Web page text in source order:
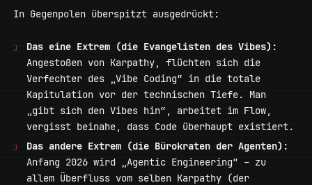
In Gegenpolen überspitzt ausgedrückt:
Das eine Extrem (die Evangelisten des Vibes):
Angestoßen von Karpathy, flüchten sich die
Verfechter des „Vibe Coding“ in die totale
Kapitulation vor der technischen Tiefe. Man
„gibt sich den Vibes hin“, arbeitet im Flow,
vergisst beinahe, dass Code überhaupt existiert.
Das andere Extrem (die Bürokraten der Agenten):
Anfang 2026 wird „Agentic Engineering“ – zu
allem Überfluss vom selben Karpathy (der